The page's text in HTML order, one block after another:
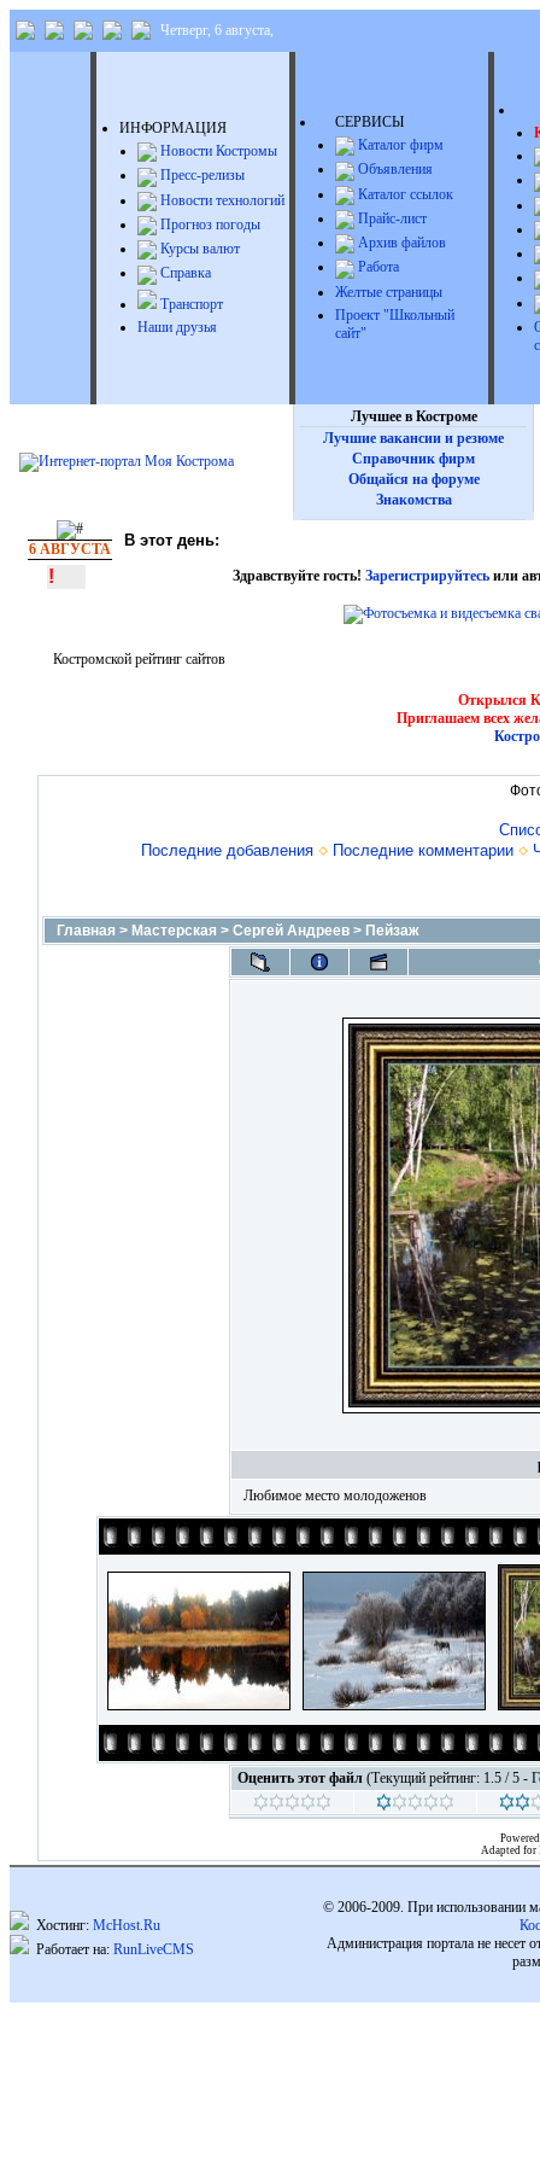
Четверг, 6 августа,
ИНФОРМАЦИЯ
Новости Костромы
Пресс-релизы
Новости технологий
Прогноз погоды
Курсы валют
Справка
Транспорт
Наши друзья
СЕРВИСЫ
Каталог фирм
Объявления
Каталог ссылок
Прайс-лист
Архив файлов
Работа
Желтые страницы
Проект "Школьный
сайт"
Лучшее в Костроме
Лучшие вакансии и резюме
Справочник фирм
Общайся на форуме
Знакомства
6 АВГУСТА В этот день:
! Здравствуйте гость! Зарегистрируйтесьили
Костромской рейтинг сайтов
Открылся
Приглашаем всех
Последние добавления
Последние комментарии
Главная > Мастерская > Сергей Андреев> Пейзаж
Любимое место молодоженов
Оценить этот файл (Текущий рейтинг: 1.5 / 5 -
Adapted for
Хостинг: McHost.Ru
Работает на: RunLiveCMS
© 2006-2009. При использовании
Администрация портала не несет